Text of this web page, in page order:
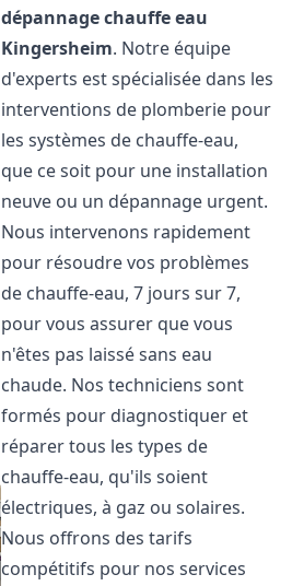
dépannage chauffe eau
Kingersheim. Notre équipe
d'experts est spécialisée dans les
interventions de plomberie pour
les systèmes de chauffe-eau,
que ce soit pour une installation
neuve ou un dépannage urgent.
Nous intervenons rapidement
pour résoudre vos problèmes
de chauffe-eau, 7 jours sur 7,
pour vous assurer que vous
n'êtes pas laissé sans eau
chaude. Nos techniciens sont
formés pour diagnostiquer et
réparer tous les types de
chauffe-eau, qu'ils soient
électriques, à gaz ou solaires.
Nous offrons des tarifs
compétitifs pour nos services